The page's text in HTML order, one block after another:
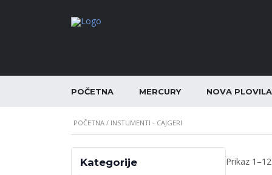
POČETNA MERCURY NOVA PLOVILA
POČETNA / INSTUMENTI - CAJGERI
Kategorije Prikaz